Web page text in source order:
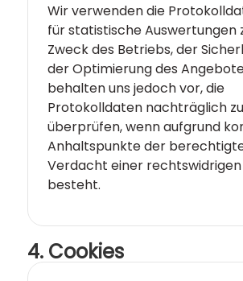
Wir verwenden die
für statistische Auswertungen
Zweck des Betriebs, der
der Optimierung des
behalten uns jedoch vor, die
Protokolldaten nachträglich zu
überprüfen, wenn aufgrund
Anhaltspunkte der
Verdacht einer rechtswidrigen
besteht.
4. Cookies